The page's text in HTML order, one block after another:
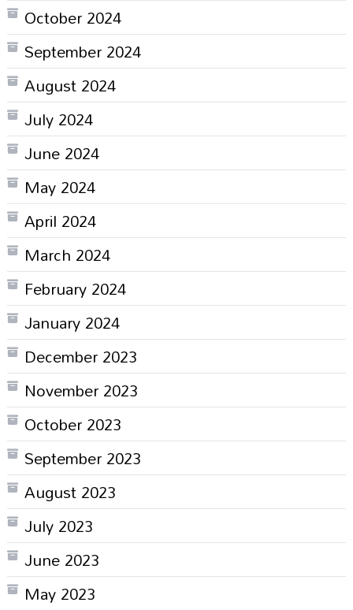
October 2024
September 2024
August 2024
July 2024
June 2024
May 2024
April 2024
March 2024
February 2024
January 2024
December 2023
November 2023
October 2023
September 2023
August 2023
July 2023
June 2023
May 2023